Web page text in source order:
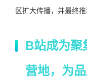
区扩大传播，并最终推
B站成为聚
营地，为